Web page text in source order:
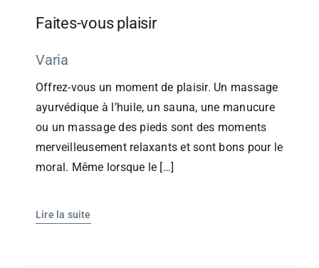
Faites-vous plaisir
Varia
Offrez-vous un moment de plaisir. Un massage
ayurvédique à l’huile, un sauna, une manucure
ou un massage des pieds sont des moments
merveilleusement relaxants et sont bons pour le
moral. Même lorsque le […]
Lire la suite